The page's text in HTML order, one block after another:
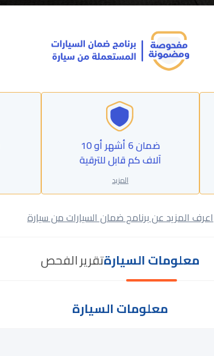
ضمان 6 أشهر أو 10
آلاف كم قابل للترقية
المزيد
اعرف المزيد عن برنامج ضمان السيارات من سيارة
معلومات السيارةتقرير الفحص
معلومات السيارة